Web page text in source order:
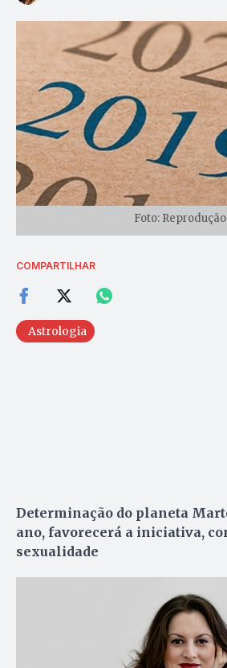
Foto: Reprodução
COMPARTILHAR
Astrologia
Determinação do planeta
ano, favorecerá a iniciativa,
sexualidade